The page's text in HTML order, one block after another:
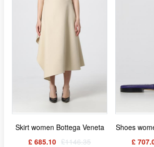
Skirt women Bottega Veneta
£ 685.10 £1146.35
£